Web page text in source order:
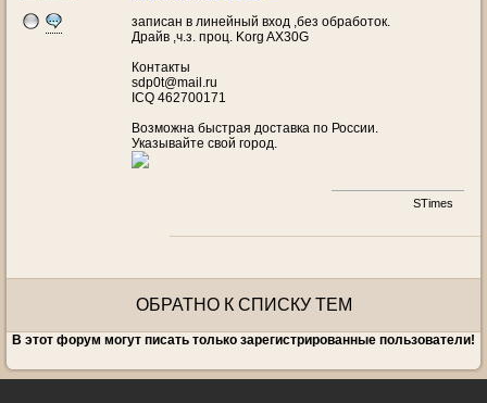
записан в линейный вход ,без обработок.
Драйв ,ч.з. проц. Korg AX30G
Контакты
sdp0t@mail.ru
ICQ 462700171
Возможна быстрая доставка по России.
Указывайте свой город.
STimes
ОБРАТНО К СПИСКУ ТЕМ
В этот форум могут писать только зарегистрированные пользователи!